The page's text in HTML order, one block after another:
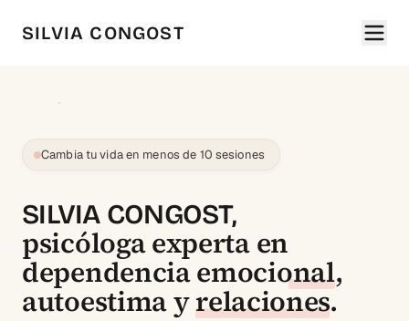
SILVIA CONGOST
Cambia tu vida en menos de 10 sesiones
SILVIA CONGOST,
psicóloga experta en
dependencia emocional,
autoestimayrelaciones.